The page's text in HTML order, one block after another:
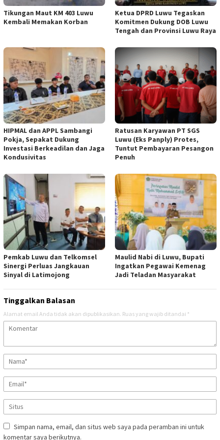
Tikungan Maut KM 403 Luwu
Kembali Memakan Korban
Ketua DPRD Luwu Tegaskan
Komitmen Dukung DOB Luwu
Tengah dan Provinsi Luwu Raya
HIPMAL dan APPL Sambangi
Pokja, Sepakat Dukung
Investasi Berkeadilan dan Jaga
Kondusivitas
Ratusan Karyawan PT SGS
Luwu (Eks Panply) Protes,
Tuntut Pembayaran Pesangon
Penuh
Pemkab Luwu dan Telkomsel
Sinergi Perluas Jangkauan
Sinyal di Latimojong
Maulid Nabi di Luwu, Bupati
Ingatkan Pegawai Kemenag
Jadi Teladan Masyarakat
Tinggalkan Balasan
Alamat email Anda tidak akan dipublikasikan. Ruas yang wajib ditandai *
Simpan nama, email, dan situs web saya pada peramban ini untuk
komentar saya berikutnya.